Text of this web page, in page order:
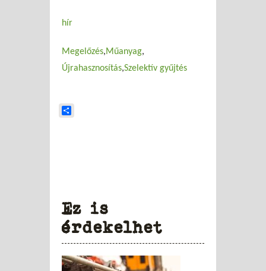
hír
Megelőzés Műanyag
Újrahasznosítás Szelektív gyűjtés
Ez is
érdekelhet